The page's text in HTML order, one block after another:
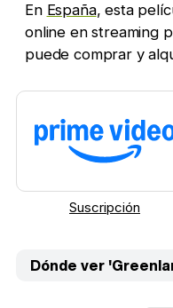
En España, esta
online en streaming
puede comprar y
Suscripción
Dónde ver